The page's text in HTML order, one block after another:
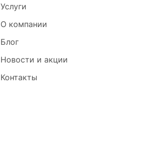
Услуги
О компании
Блог
Новости и акции
Контакты